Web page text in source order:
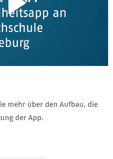
mehr über den Aufbau, die
der App.